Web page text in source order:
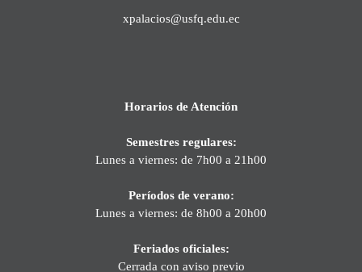
xpalacios@usfq.edu.ec
Horarios de Atención
Semestres regulares:
Lunes a viernes: de 7h00 a 21h00
Períodos de verano:
Lunes a viernes: de 8h00 a 20h00
Feriados oficiales:
Cerrada con aviso previo